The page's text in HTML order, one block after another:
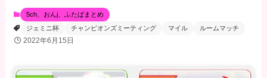
5ch、おんj、ふたばまとめ
ジェミニ杯
チャンピオンズミーティング マイル ルームマッチ
2022年6月15日